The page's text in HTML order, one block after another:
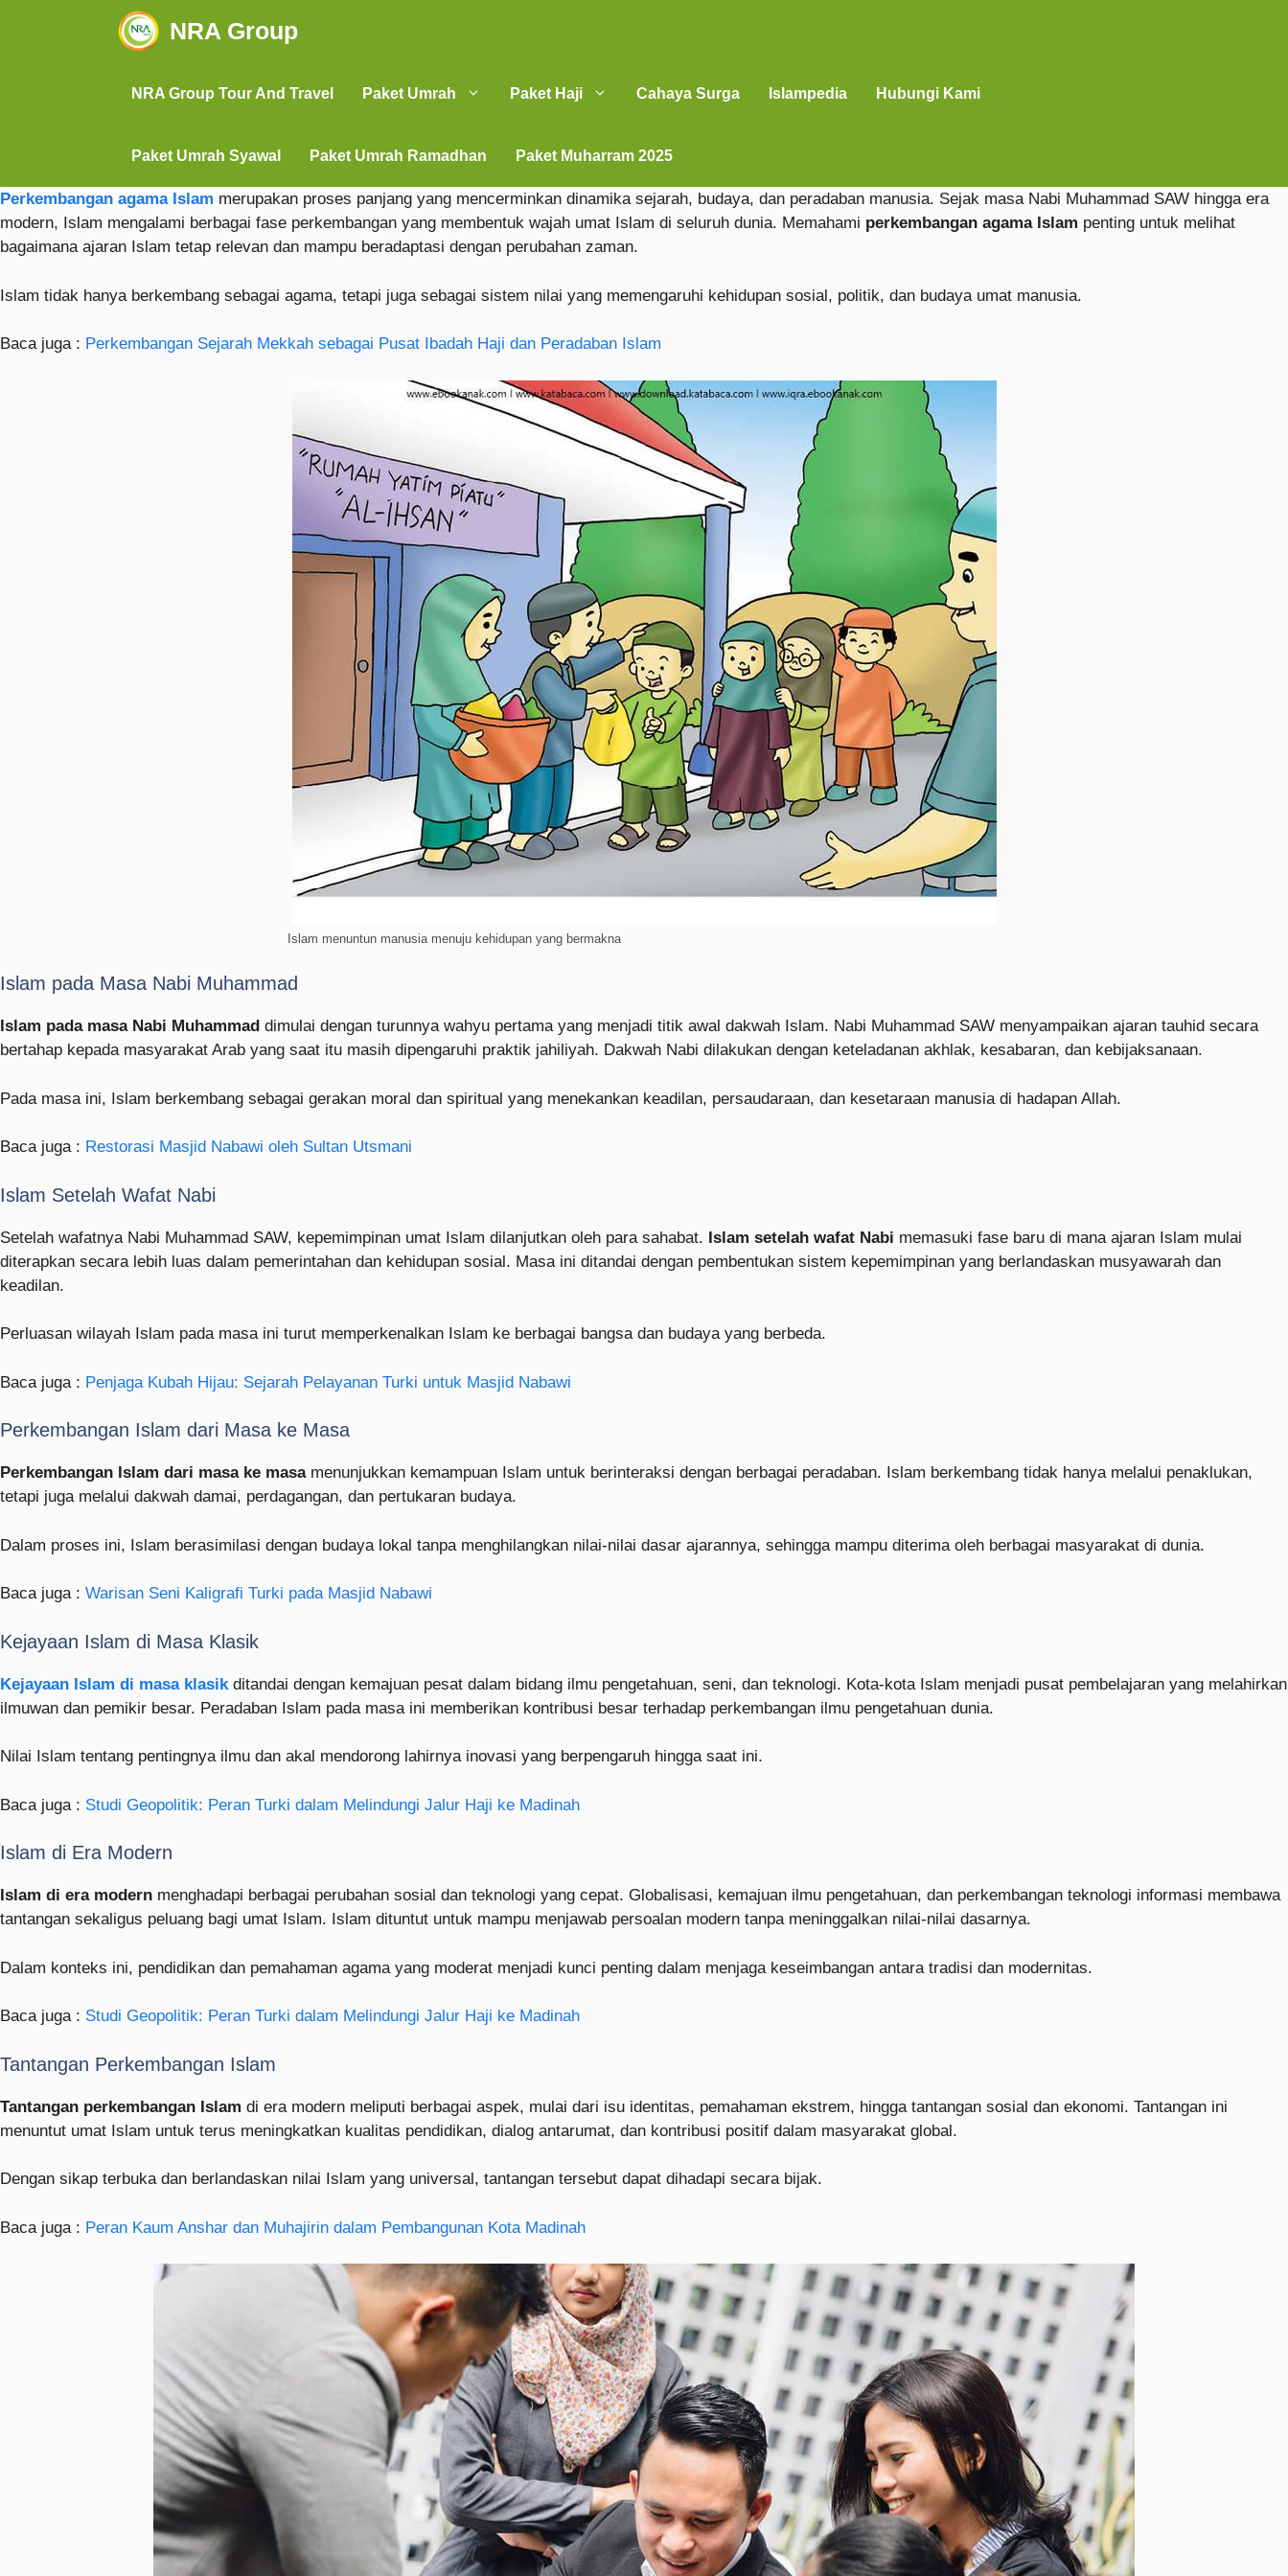
NRA Group
NRA Group Tour And Travel Paket Umrah Paket Haji Cahaya Surga Islampedia Hubungi Kami
Paket Umrah Syawal Paket Umrah Ramadhan Paket Muharram 2025
Perkembangan agama Islam merupakan proses panjang yang mencerminkan dinamika sejarah, budaya, dan peradaban manusia. Sejak masa Nabi Muhammad SAW hingga era
modern, Islam mengalami berbagai fase perkembangan yang membentuk wajah umat Islam di seluruh dunia. Memahami perkembangan agama Islam penting untuk melihat
bagaimana ajaran Islam tetap relevan dan mampu beradaptasi dengan perubahan zaman.
Islam tidak hanya berkembang sebagai agama, tetapi juga sebagai sistem nilai yang memengaruhi kehidupan sosial, politik, dan budaya umat manusia.
Baca juga : Perkembangan Sejarah Mekkah sebagai Pusat Ibadah Haji dan Peradaban Islam
Islam menuntun manusia menuju kehidupan yang bermakna
Islam pada Masa Nabi Muhammad
Islam pada masa Nabi Muhammad dimulai dengan turunnya wahyu pertama yang menjadi titik awal dakwah Islam. Nabi Muhammad SAW menyampaikan ajaran tauhid secara
bertahap kepada masyarakat Arab yang saat itu masih dipengaruhi praktik jahiliyah. Dakwah Nabi dilakukan dengan keteladanan akhlak, kesabaran, dan kebijaksanaan.
Pada masa ini, Islam berkembang sebagai gerakan moral dan spiritual yang menekankan keadilan, persaudaraan, dan kesetaraan manusia di hadapan Allah.
Baca juga : Restorasi Masjid Nabawi oleh Sultan Utsmani
Islam Setelah Wafat Nabi
Setelah wafatnya Nabi Muhammad SAW, kepemimpinan umat Islam dilanjutkan oleh para sahabat. Islam setelah wafat Nabi memasuki fase baru di mana ajaran Islam mulai
diterapkan secara lebih luas dalam pemerintahan dan kehidupan sosial. Masa ini ditandai dengan pembentukan sistem kepemimpinan yang berlandaskan musyawarah dan
keadilan.
Perluasan wilayah Islam pada masa ini turut memperkenalkan Islam ke berbagai bangsa dan budaya yang berbeda.
Baca juga : Penjaga Kubah Hijau: Sejarah Pelayanan Turki untuk Masjid Nabawi
Perkembangan Islam dari Masa ke Masa
Perkembangan Islam dari masa ke masamenunjukkan kemampuan Islam untuk berinteraksi dengan berbagai peradaban. Islam berkembang tidak hanya melalui penaklukan,
tetapi juga melalui dakwah damai, perdagangan, dan pertukaran budaya.
Dalam proses ini, Islam berasimilasi dengan budaya lokal tanpa menghilangkan nilai-nilai dasar ajarannya, sehingga mampu diterima oleh berbagai masyarakat di dunia.
Baca juga : Warisan Seni Kaligrafi Turki pada Masjid Nabawi
Kejayaan Islam di Masa Klasik
Kejayaan Islam di masa klasik ditandai dengan kemajuan pesat dalam bidang ilmu pengetahuan, seni, dan teknologi. Kota-kota Islam menjadi pusat pembelajaran yang melahirkan
ilmuwan dan pemikir besar. Peradaban Islam pada masa ini memberikan kontribusi besar terhadap perkembangan ilmu pengetahuan dunia.
Nilai Islam tentang pentingnya ilmu dan akal mendorong lahirnya inovasi yang berpengaruh hingga saat ini.
Baca juga : Studi Geopolitik: Peran Turki dalam Melindungi Jalur Haji ke Madinah
Islam di Era Modern
Islam di era modern menghadapi berbagai perubahan sosial dan teknologi yang cepat. Globalisasi, kemajuan ilmu pengetahuan, dan perkembangan teknologi informasi membawa
tantangan sekaligus peluang bagi umat Islam. Islam dituntut untuk mampu menjawab persoalan modern tanpa meninggalkan nilai-nilai dasarnya.
Dalam konteks ini, pendidikan dan pemahaman agama yang moderat menjadi kunci penting dalam menjaga keseimbangan antara tradisi dan modernitas.
Baca juga : Studi Geopolitik: Peran Turki dalam Melindungi Jalur Haji ke Madinah
Tantangan Perkembangan Islam
Tantangan perkembangan Islam di era modern meliputi berbagai aspek, mulai dari isu identitas, pemahaman ekstrem, hingga tantangan sosial dan ekonomi. Tantangan ini
menuntut umat Islam untuk terus meningkatkan kualitas pendidikan, dialog antarumat, dan kontribusi positif dalam masyarakat global.
Dengan sikap terbuka dan berlandaskan nilai Islam yang universal, tantangan tersebut dapat dihadapi secara bijak.
Baca juga : Peran Kaum Anshar dan Muhajirin dalam Pembangunan Kota Madinah